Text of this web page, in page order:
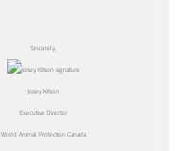
Sincerely,
Josey Kitson
Executive Director
World Animal Protection Canada